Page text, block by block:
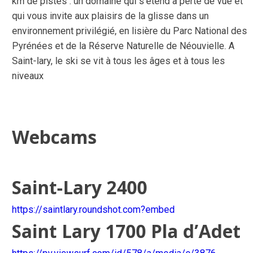
qui vous invite aux plaisirs de la glisse dans un
environnement privilégié, en lisière du Parc National des
Pyrénées et de la Réserve Naturelle de Néouvielle. A
Saint-lary, le ski se vit à tous les âges et à tous les
niveaux
Webcams
Saint-Lary 2400
https://saintlary.roundshot.com?embed
Saint Lary 1700 Pla d’Adet